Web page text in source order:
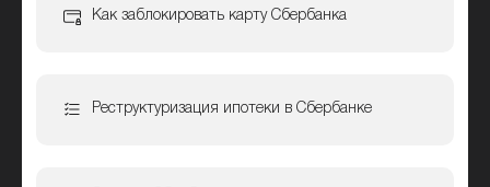
Как заблокировать карту Сбербанка
Реструктуризация ипотеки в Сбербанке